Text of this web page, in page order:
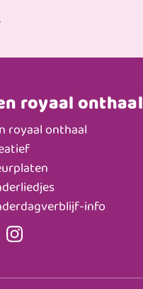
royaal onthaal
royaal onthaal
info